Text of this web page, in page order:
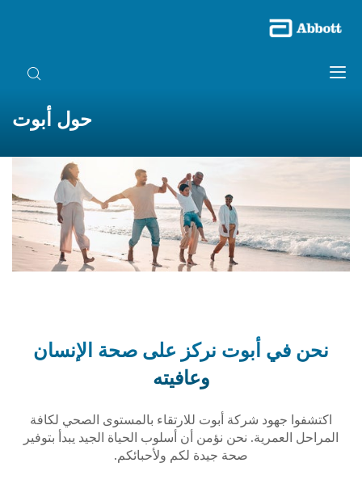
حول أبوت
نحن في أبوت نركز على صحة الإنسان
وعافيته
اكتشفوا جهود شركة أبوت للارتقاء بالمستوى الصحي لكافة
المراحل العمرية. نحن نؤمن أن أسلوب الحياة الجيد يبدأ بتوفير
صحة جيدة لكم ولأحبائكم.